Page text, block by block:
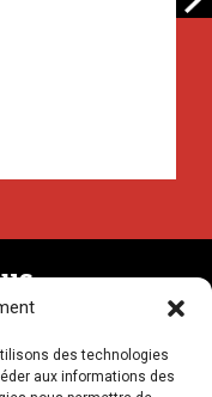
des technologies
aux informations des